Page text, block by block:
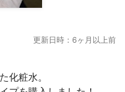
更新日時：6ヶ月以上前
化粧水。